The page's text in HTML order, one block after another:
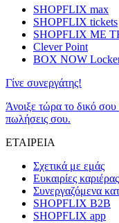
SHOPFLIX max
SHOPFLIX tickets
SHOPFLIX ΜΕ
Clever Point
BOX NOW
Γίνε συνεργάτης!
Άνοιξε τώρα το δικό
πωλήσεις σου.
ΕΤΑΙΡΕΙΑ
Σχετικά με εμάς
Ευκαιρίες καριέρας
Συνεργαζόμενα
SHOPFLIX B2B
SHOPFLIX app